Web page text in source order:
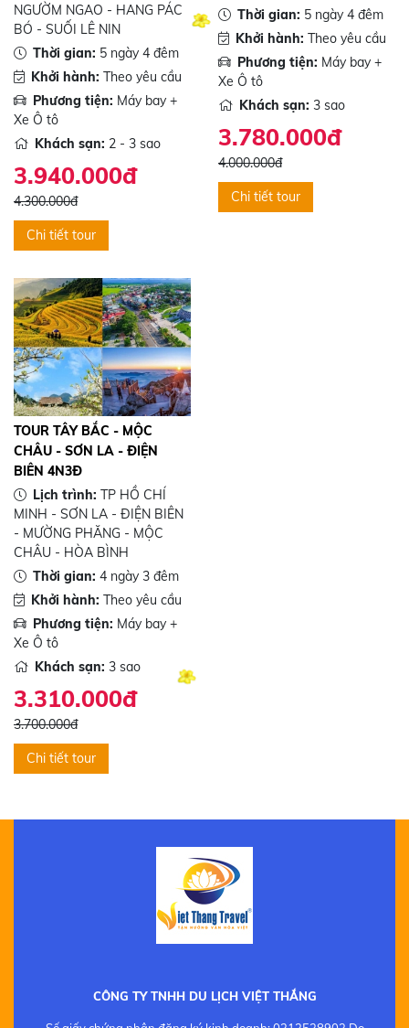
NGƯỜM NGAO - HANG PÁC
BÓ - SUỐI LÊ NIN
Thời gian: 5 ngày 4 đêm
Khởi hành: Theo yêu cầu
Phương tiện: Máy bay +
Xe Ô tô
Khách sạn: 2 - 3 sao
3.940.000đ
4.300.000đ
Chi tiết tour
Thời gian: 5 ngày 4 đêm
Khởi hành: Theo yêu cầu
Phương tiện: Máy bay +
Xe Ô tô
Khách sạn: 3 sao
3.780.000đ
4.000.000đ
Chi tiết tour
TOUR TÂY BẮC - MỘC
CHÂU - SƠN LA - ĐIỆN
BIÊN 4N3Đ
Lịch trình: TP HỒ CHÍ
MINH - SƠN LA - ĐIỆN BIÊN
- MƯỜNG PHĂNG - MỘC
CHÂU - HÒA BÌNH
Thời gian: 4 ngày 3 đêm
Khởi hành: Theo yêu cầu
Phương tiện: Máy bay +
Xe Ô tô
Khách sạn: 3 sao
3.310.000đ
3.700.000đ
Chi tiết tour
CÔNG TY TNHH DU LỊCH VIỆT THẮNG